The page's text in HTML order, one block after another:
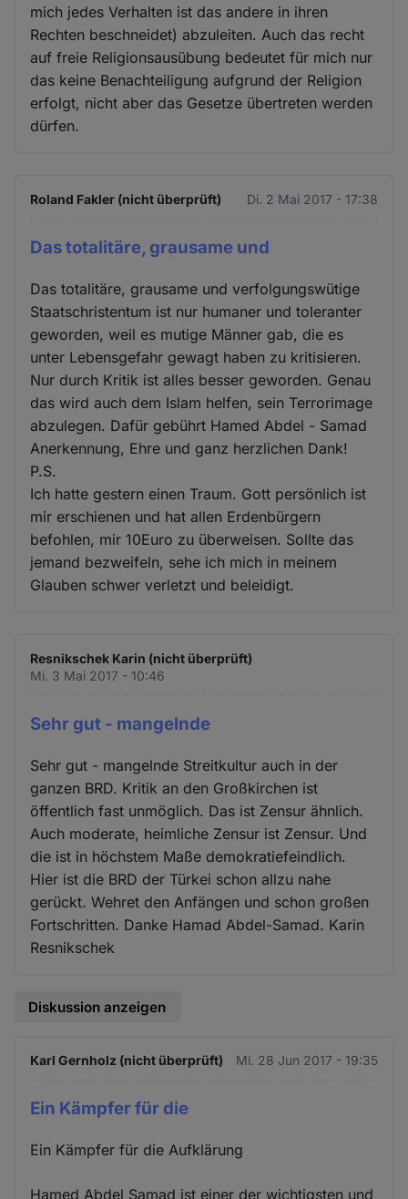
mich jedes Verhalten ist das andere in ihren
Rechten beschneidet) abzuleiten. Auch das recht
auf freie Religionsausübung bedeutet für mich nur
das keine Benachteiligung aufgrund der Religion
erfolgt, nicht aber das Gesetze übertreten werden
dürfen.
Roland Fakler (nicht überprüft) Di. 2 Mai 2017 - 17:38
Das totalitäre, grausame und
Das totalitäre, grausame und verfolgungswütige
Staatschristentum ist nur humaner und toleranter
geworden, weil es mutige Männer gab, die es
unter Lebensgefahr gewagt haben zu kritisieren.
Nur durch Kritik ist alles besser geworden. Genau
das wird auch dem Islam helfen, sein Terrorimage
abzulegen. Dafür gebührt Hamed Abdel - Samad
Anerkennung, Ehre und ganz herzlichen Dank!
P.S.
Ich hatte gestern einen Traum. Gott persönlich ist
mir erschienen und hat allen Erdenbürgern
befohlen, mir 10Euro zu überweisen. Sollte das
jemand bezweifeln, sehe ich mich in meinem
Glauben schwer verletzt und beleidigt.
Resnikschek Karin (nicht überprüft)
Mi. 3 Mai 2017 - 10:46
Sehr gut - mangelnde
Sehr gut - mangelnde Streitkultur auch in der
ganzen BRD. Kritik an den Großkirchen ist
öffentlich fast unmöglich. Das ist Zensur ähnlich.
Auch moderate, heimliche Zensur ist Zensur. Und
die ist in höchstem Maße demokratiefeindlich.
Hier ist die BRD der Türkei schon allzu nahe
gerückt. Wehret den Anfängen und schon großen
Fortschritten. Danke Hamad Abdel-Samad. Karin
Resnikschek
Diskussion anzeigen
Karl Gernholz (nicht überprüft) Mi. 28 Jun 2017 - 19:35
Ein Kämpfer für die
Ein Kämpfer für die Aufklärung
Hamed Abdel Samad ist einer der wichtigsten und